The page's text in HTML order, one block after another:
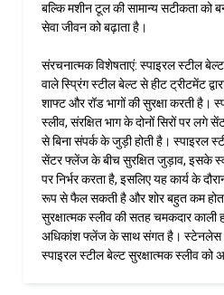
बल्कि मशीन टूल की सामान्य सटीकता को
सेवा जीवन को बढ़ाता है।
संरचनात्मक विशेषताएं: स्पाइरल स्टील
वाले स्प्रिंग स्टील बेल्ट से हीट ट्रीटमेंट
शाफ्ट और रॉड भागों की सुरक्षा करती है।
स्लीव, संरक्षित भाग के दोनों सिरों पर लगे
से बिना संपर्क के जुड़ी होती है। स्पाइरल
सेंटर फ्लेंज के बीच सुरक्षित जुड़ाव, इसके
पर निर्भर करता है, इसलिए यह कार्य के
रूप से फैल सकती है और शोर बहुत कम
सुरक्षात्मक स्लीव की सतह चमकदार काली
अधिकांश फ्लेंज के साथ संगत है। स्टेनलेस
स्पाइरल स्टील बेल्ट सुरक्षात्मक स्लीव